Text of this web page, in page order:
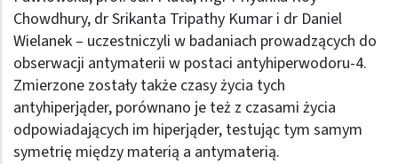
Chowdhury, dr Srikanta Tripathy Kumar i dr Daniel
Wielanek – uczestniczyli w badaniach prowadzących do
obserwacji antymaterii w postaci antyhiperwodoru-4.
Zmierzone zostały także czasy życia tych
antyhiperjąder, porównano je też z czasami życia
odpowiadających im hiperjąder, testując tym samym
symetrię między materią a antymaterią.